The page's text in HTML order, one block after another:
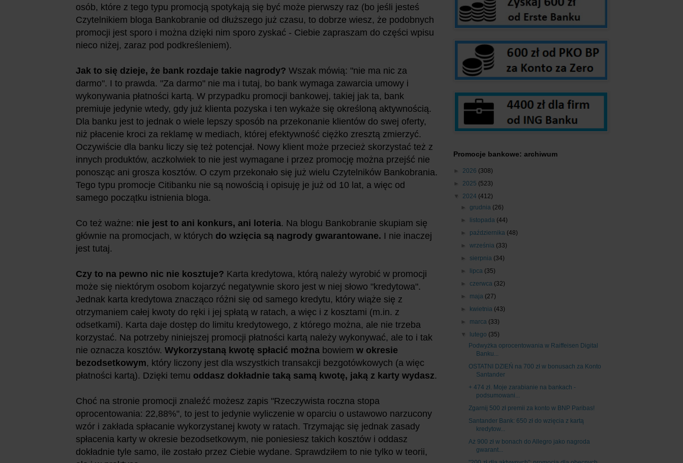
osób, które z tego typu promocją spotykają się być może pierwszy raz (bo jeśli jesteś
Czytelnikiem bloga Bankobranie od dłuższego już czasu, to dobrze wiesz, że podobnych
promocji jest sporo i można dzięki nim sporo zyskać - Ciebie zapraszam do części wpisu
nieco niżej, zaraz pod podkreśleniem).
Jak to się dzieje, że bank rozdaje takie nagrody? Wszak mówią: "nie ma nic za
darmo". I to prawda. "Za darmo" nie ma i tutaj, bo bank wymaga zawarcia umowy i
wykonywania płatności kartą. W przypadku promocji bankowej, takiej jak ta, bank
premiuje jedynie wtedy, gdy już klienta pozyska i ten wykaże się określoną aktywnością.
Dla banku jest to jednak o wiele lepszy sposób na przekonanie klientów do swej oferty,
niż płacenie kroci za reklamę w mediach, której efektywność ciężko zresztą zmierzyć.
Oczywiście dla banku liczy się też potencjał. Nowy klient może przecież skorzystać też z
innych produktów, aczkolwiek to nie jest wymagane i przez promocję można przejść nie
ponosząc ani grosza kosztów. O czym przekonało się już wielu Czytelników Bankobrania.
Tego typu promocje Citibanku nie są nowością i opisuję je już od 10 lat, a więc od
samego początku istnienia bloga.
Co też ważne: nie jest to ani konkurs, ani loteria. Na blogu Bankobranie skupiam się
głównie na promocjach, w których do wzięcia są nagrody gwarantowane. I nie inaczej
jest tutaj.
Czy to na pewno nic nie kosztuje? Karta kredytowa, którą należy wyrobić w promocji
może się niektórym osobom kojarzyć negatywnie skoro jest w niej słowo "kredytowa".
Jednak karta kredytowa znacząco różni się od samego kredytu, który wiąże się z
otrzymaniem całej kwoty do ręki i jej spłatą w ratach, a więc i z kosztami (m.in. z
odsetkami). Karta daje dostęp do limitu kredytowego, z którego można, ale nie trzeba
korzystać. Na potrzeby niniejszej promocji płatności kartą należy wykonywać, ale to i tak
nie oznacza kosztów. Wykorzystaną kwotę spłacić można bowiem w okresie
bezodsetkowym, który liczony jest dla wszystkich transakcji bezgotówkowych (a więc
płatności kartą). Dzięki temu oddasz dokładnie taką samą kwotę, jaką z karty wydasz.
Choć na stronie promocji znaleźć możesz zapis "Rzeczywista roczna stopa
oprocentowania: 22,88%", to jest to jedynie wyliczenie w oparciu o ustawowo narzucony
wzór i zakłada spłacanie wykorzystanej kwoty w ratach. Trzymając się jednak zasady
spłacenia karty w okresie bezodsetkowym, nie poniesiesz takich kosztów i oddasz
dokładnie tyle samo, ile zostało przez Ciebie wydane. Sprawdziłem to nie tylko w teorii,
Promocje bankowe: archiwum
► 2026 (308)
► 2025 (523)
▼ 2024 (412)
►grudnia (26)
►
listopada (44)
► października (48)
►września (33)
► sierpnia (34)
►
lipca (35)
►czerwca (32)
► maja (27)
►
kwietnia (43)
► marca (33)
▼
lutego (35)
Podwyżka oprocentowania w Raiffeisen Digital
Banku...
OSTATNI DZIEŃ na 700 zł w bonusach za Konto
Santander
+ 474 zł. Moje zarabianie na bankach -
podsumowani...
Zgarnij 500 zł premii za konto w BNP Paribas!
Santander Bank: 650 zł do wzięcia z kartą
kredytow...
Aż 900 zł w bonach do Allegro jako nagroda
gwarant...